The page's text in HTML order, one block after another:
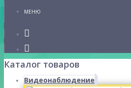
МЕНЮ
Каталог товаров
Видеонаблюдение